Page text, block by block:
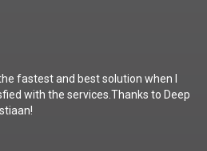
fastest and best solution when I
with the services.Thanks to Deep